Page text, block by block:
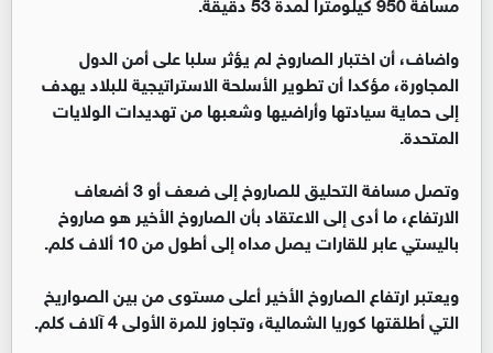
واضاف، أن اختبار الصاروخ لم يؤثر سلبا على أمن الدول
المجاورة، مؤكدا أن تطوير الأسلحة الاستراتيجية للبلاد يهدف
إلى حماية سيادتها وأراضيها وشعبها من تهديدات الولايات
المتحدة.
وتصل مسافة التحليق للصاروخ إلى ضعف أو 3 أضعاف
الارتفاع، ما أدى إلى الاعتقاد بأن الصاروخ الأخير هو صاروخ
باليستي عابر للقارات يصل مداه إلى أطول من 10 ألاف كلم.
ويعتبر ارتفاع الصاروخ الأخير أعلى مستوى من بين الصواريخ
التي أطلقتها كوريا الشمالية، وتجاوز للمرة الأولى 4 آلاف كلم.